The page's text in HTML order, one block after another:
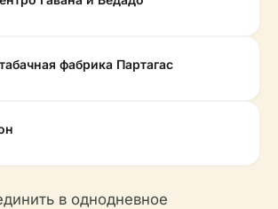
фабрика Партагас
в однодневное